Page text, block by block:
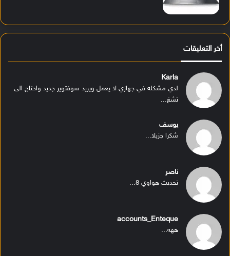
أخر التعليقات
Karla
لدي مشكله في جهازي لا يعمل ويريد سوفتوير جديد واحتاج الى
تشغ...
يوسف
شكرا جزيلا...
ناصر
تحديث هواوي 8...
accounts_Enteque
ههه...